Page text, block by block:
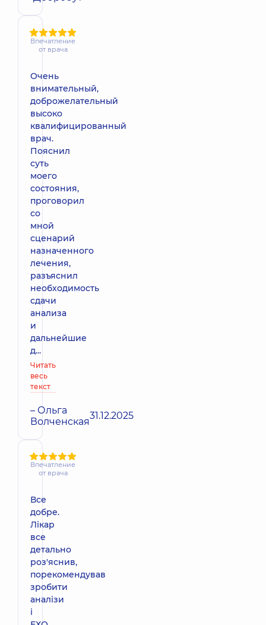
Впечатление
от врача
Очень
внимательный,
доброжелательный
высоко
квалифицированный
врач.
Пояснил
суть
моего
состояния,
проговорил
со
мной
сценарий
назначенного
лечения,
разъяснил
необходимость
сдачи
анализа
и
дальнейшие
д...
Читать
весь
текст
– Ольга
Волченская31.12.2025
Впечатление
от врача
Все
добре.
Лікар
все
детально
роз'яснив,
порекомендував
зробити
аналізи
і